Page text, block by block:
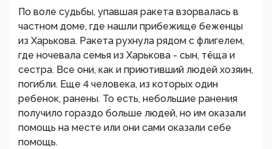
По воле судьбы, упавшая ракета взорвалась в
частном доме, где нашли прибежище беженцы
из Харькова. Ракета рухнула рядом с флигелем,
где ночевала семья из Харькова - сын, тёща и
сестра. Все они, как и приютивший людей хозяин,
погибли. Еще 4 человека, из которых один
ребенок, ранены. То есть, небольшие ранения
получило гораздо больше людей, но им оказали
помощь на месте или они сами оказали себе
помощь.